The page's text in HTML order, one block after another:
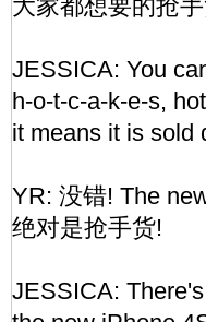
大家都想要的抢
JESSICA: You
h-o-t-c-a-k-e-s,
it means it is sold
YR: 没错! The
绝对是抢手货!
JESSICA: